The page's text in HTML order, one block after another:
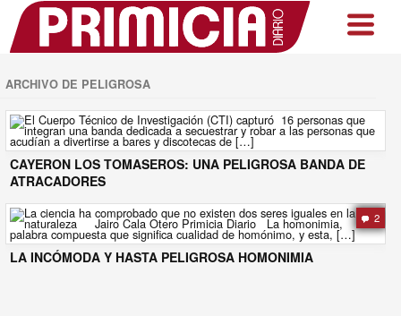
ARCHIVO DE PELIGROSA
CAYERON LOS TOMASEROS: UNA PELIGROSA BANDA DE
ATRACADORES
2
LA INCÓMODA Y HASTA PELIGROSA HOMONIMIA